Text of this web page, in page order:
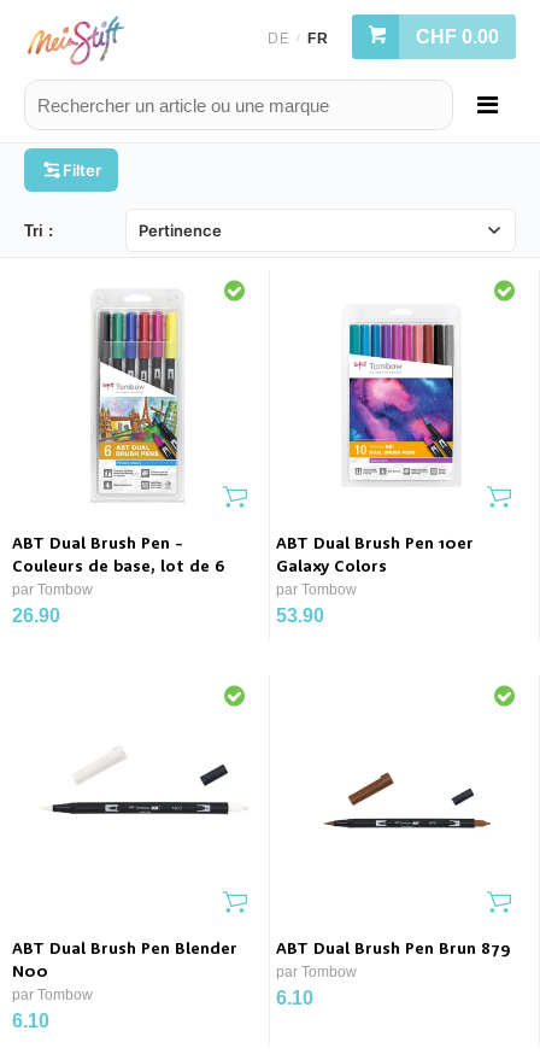
DE / FR CHF 0.00
Filter
Tri :
ABT Dual Brush Pen -
Couleurs de base, lot de 6
par Tombow
26.90
ABT Dual Brush Pen 10er
Galaxy Colors
par Tombow
53.90
ABT Dual Brush Pen Blender
N00
par Tombow
6.10
ABT Dual Brush Pen Brun 879
par Tombow
6.10